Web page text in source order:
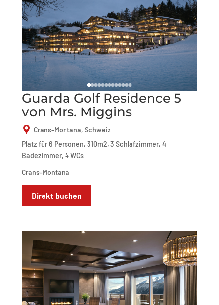
Guarda Golf Residence 5
von Mrs. Miggins
Crans-Montana, Schweiz
Platz für 6 Personen, 310m2, 3 Schlafzimmer, 4
Badezimmer, 4 WCs
Crans-Montana
Direkt buchen